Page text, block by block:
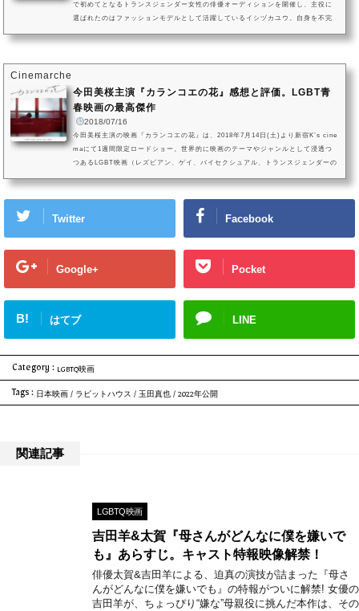
で初めてとなるトランスジェンダー女性の俳優オーディションを開催し、主役に
選ばれたのはファッションモデルとして活躍しているイシヅカユウ。自身を不完
Cinemarche
今田美桜主演『カランコエの花』感想と評価。LGBT青
春映画の最高傑作
2018/07/16
今田美桜主演の映画『カランコエの花』は、2018年7月14日(土)より新宿K’s cine
maにて1週間限定ロードショー。世界的に映画のテーマやジャンルとして浸透つ
つあるLGBT映画（レズビアン、ゲイ、バイセクシュアル、トランスジェンダーの
報(C)2018 中川組【公開】2018年（日本映画）【企画・脚本・編...
Twitter Facebook
Google+ Pocket
B! はてブ LINE
Category : LGBTQ映画
Tags : 日本映画 / ラビットハウス / 玉田真也 / 2022年公開
関連記事
LGBTQ映画
吉田羊&太賀『母さんがどんなに僕を嫌いで
も』あらすじ。キャスト特報映像解禁！
俳優太賀&吉田羊による、迫真の演技が詰まった『母さ
んがどんなに僕を嫌いでも』の特報がついに解禁! 女優の
吉田羊が、ちょっぴり“嫌な”母親役に挑んだ本作は、その